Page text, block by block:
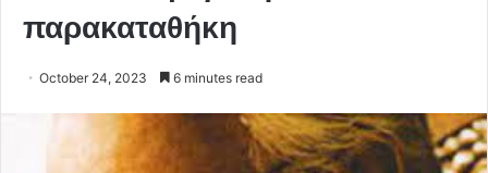
παρακαταθήκη
October 24, 2023 6 minutes read